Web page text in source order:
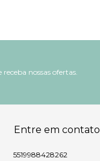
receba nossas ofertas.
Entre em contato
5519988428262